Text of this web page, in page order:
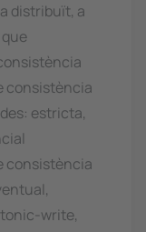
distribuït, a
consistència
estricta,
consistència
write,